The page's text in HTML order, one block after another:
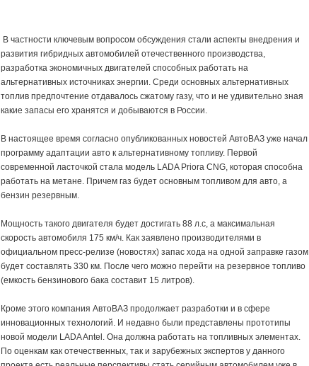
В частности ключевым вопросом обсуждения стали аспекты внедрения и
развития гибридных автомобилей отечественного производства,
разработка экономичных двигателей способных работать на
альтернативных источниках энергии. Среди основных альтернативных
топлив предпочтение отдавалось сжатому газу, что и не удивительно зная
какие запасы его хранятся и добываются в России.
В настоящее время согласно опубликованных новостей АвтоВАЗ уже начал
программу адаптации авто к альтернативному топливу. Первой
современной ласточкой стала модель LADA Priora CNG, которая способна
работать на метане. Причем газ будет основным топливом для авто, а
бензин резервным.
Мощность такого двигателя будет достигать 88 л.с, а максимальная
скорость автомобиля 175 км/ч. Как заявлено производителями в
официальном пресс-релизе (новостях) запас хода на одной заправке газом
будет составлять 330 км. После чего можно перейти на резервное топливо
(емкость бензинового бака составит 15 литров).
Кроме этого компания АвтоВАЗ продолжает разработки и в сфере
инновационных технологий. И недавно были представлены прототипы
новой модели LADA Antel. Она должна работать на топливных элементах.
По оценкам как отечественных, так и зарубежных экспертов у данного